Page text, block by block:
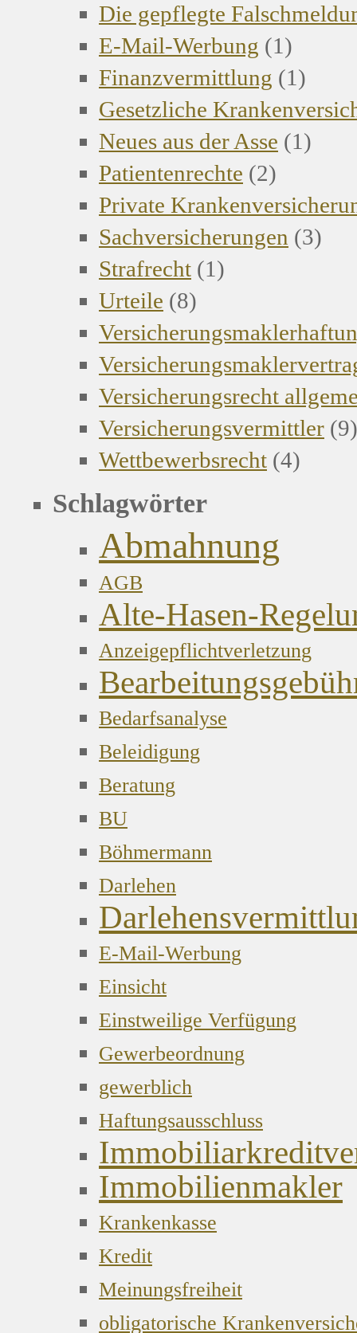
Die gepflegte
E-Mail-Werbung (1)
Finanzvermittlung (1)
Gesetzliche
Neues aus der Asse (1)
Patientenrechte (2)
Private
Sachversicherungen (3)
Strafrecht (1)
Urteile (8)
Versicherungsrecht
Versicherungsvermittler (9)
Wettbewerbsrecht (4)
Schlagwörter
Abmahnung
AGB
Alte-Hasen-
Anzeigepflichtverletzung
Bedarfsanalyse
Beleidigung
Beratung
BU
Böhmermann
Darlehen
E-Mail-Werbung
Einsicht
Einstweilige Verfügung
Gewerbeordnung
gewerblich
Haftungsausschluss
Immobilienmakler
Krankenkasse
Kredit
Meinungsfreiheit
obligatorische